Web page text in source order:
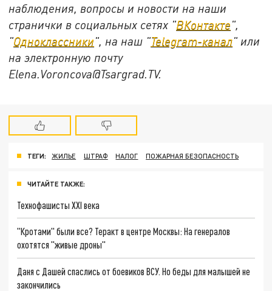
наблюдения, вопросы и новости на наши
странички в социальных сетях "ВКонтакте",
"Одноклассники", на наш "Telegram-канал" или
на электронную почту
Elena.Voroncova@Tsargrad.TV.
ТЕГИ: ЖИЛЬЕ ШТРАФ НАЛОГ ПОЖАРНАЯ БЕЗОПАСНОСТЬ
ЧИТАЙТЕ ТАКЖЕ:
Технофашисты XXI века
"Кротами" были все? Теракт в центре Москвы: На генералов
охотятся "живые дроны"
Даня с Дашей спаслись от боевиков ВСУ. Но беды для малышей не
закончились